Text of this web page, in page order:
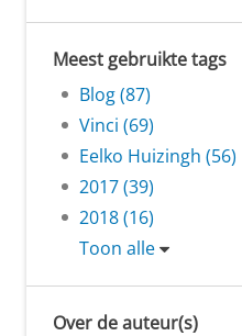
Meest gebruikte tags
Blog (87)
Vinci (69)
Eelko Huizingh (56)
2017 (39)
2018 (16)
Toon alle
Over de auteur(s)